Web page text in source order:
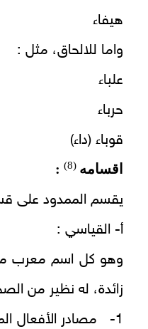
هيفاء
واما للالحاق، مثل :
علباء
حرباء
قوباء (داء)
اقسامه (8)
:
يقسم الممدود على
أ‌- القياسي :
وهو كل اسم معرب
زائدة، له نظير من
1- مصادر الأفعال